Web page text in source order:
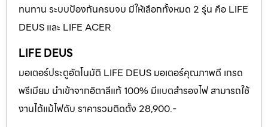
ทนทาน ระบบป้องกันครบจบ มีให้เลือกทั้งหมด 2 รุ่น คือ LIFE
DEUS และ LIFE ACER
LIFE DEUS
มอเตอร์ประตูอัตโนมัติ LIFE DEUS มอเตอร์คุณภาพดี เกรด
พรีเมียม นำเข้าจากอิตาลีแท้ 100% มีแบตสำรองไฟ สามารถใช้
งานได้แม้ไฟดับ ราคารวมติดตั้ง 28,900.-